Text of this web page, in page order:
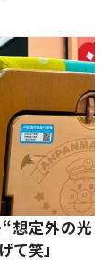
想定外の光
て笑」